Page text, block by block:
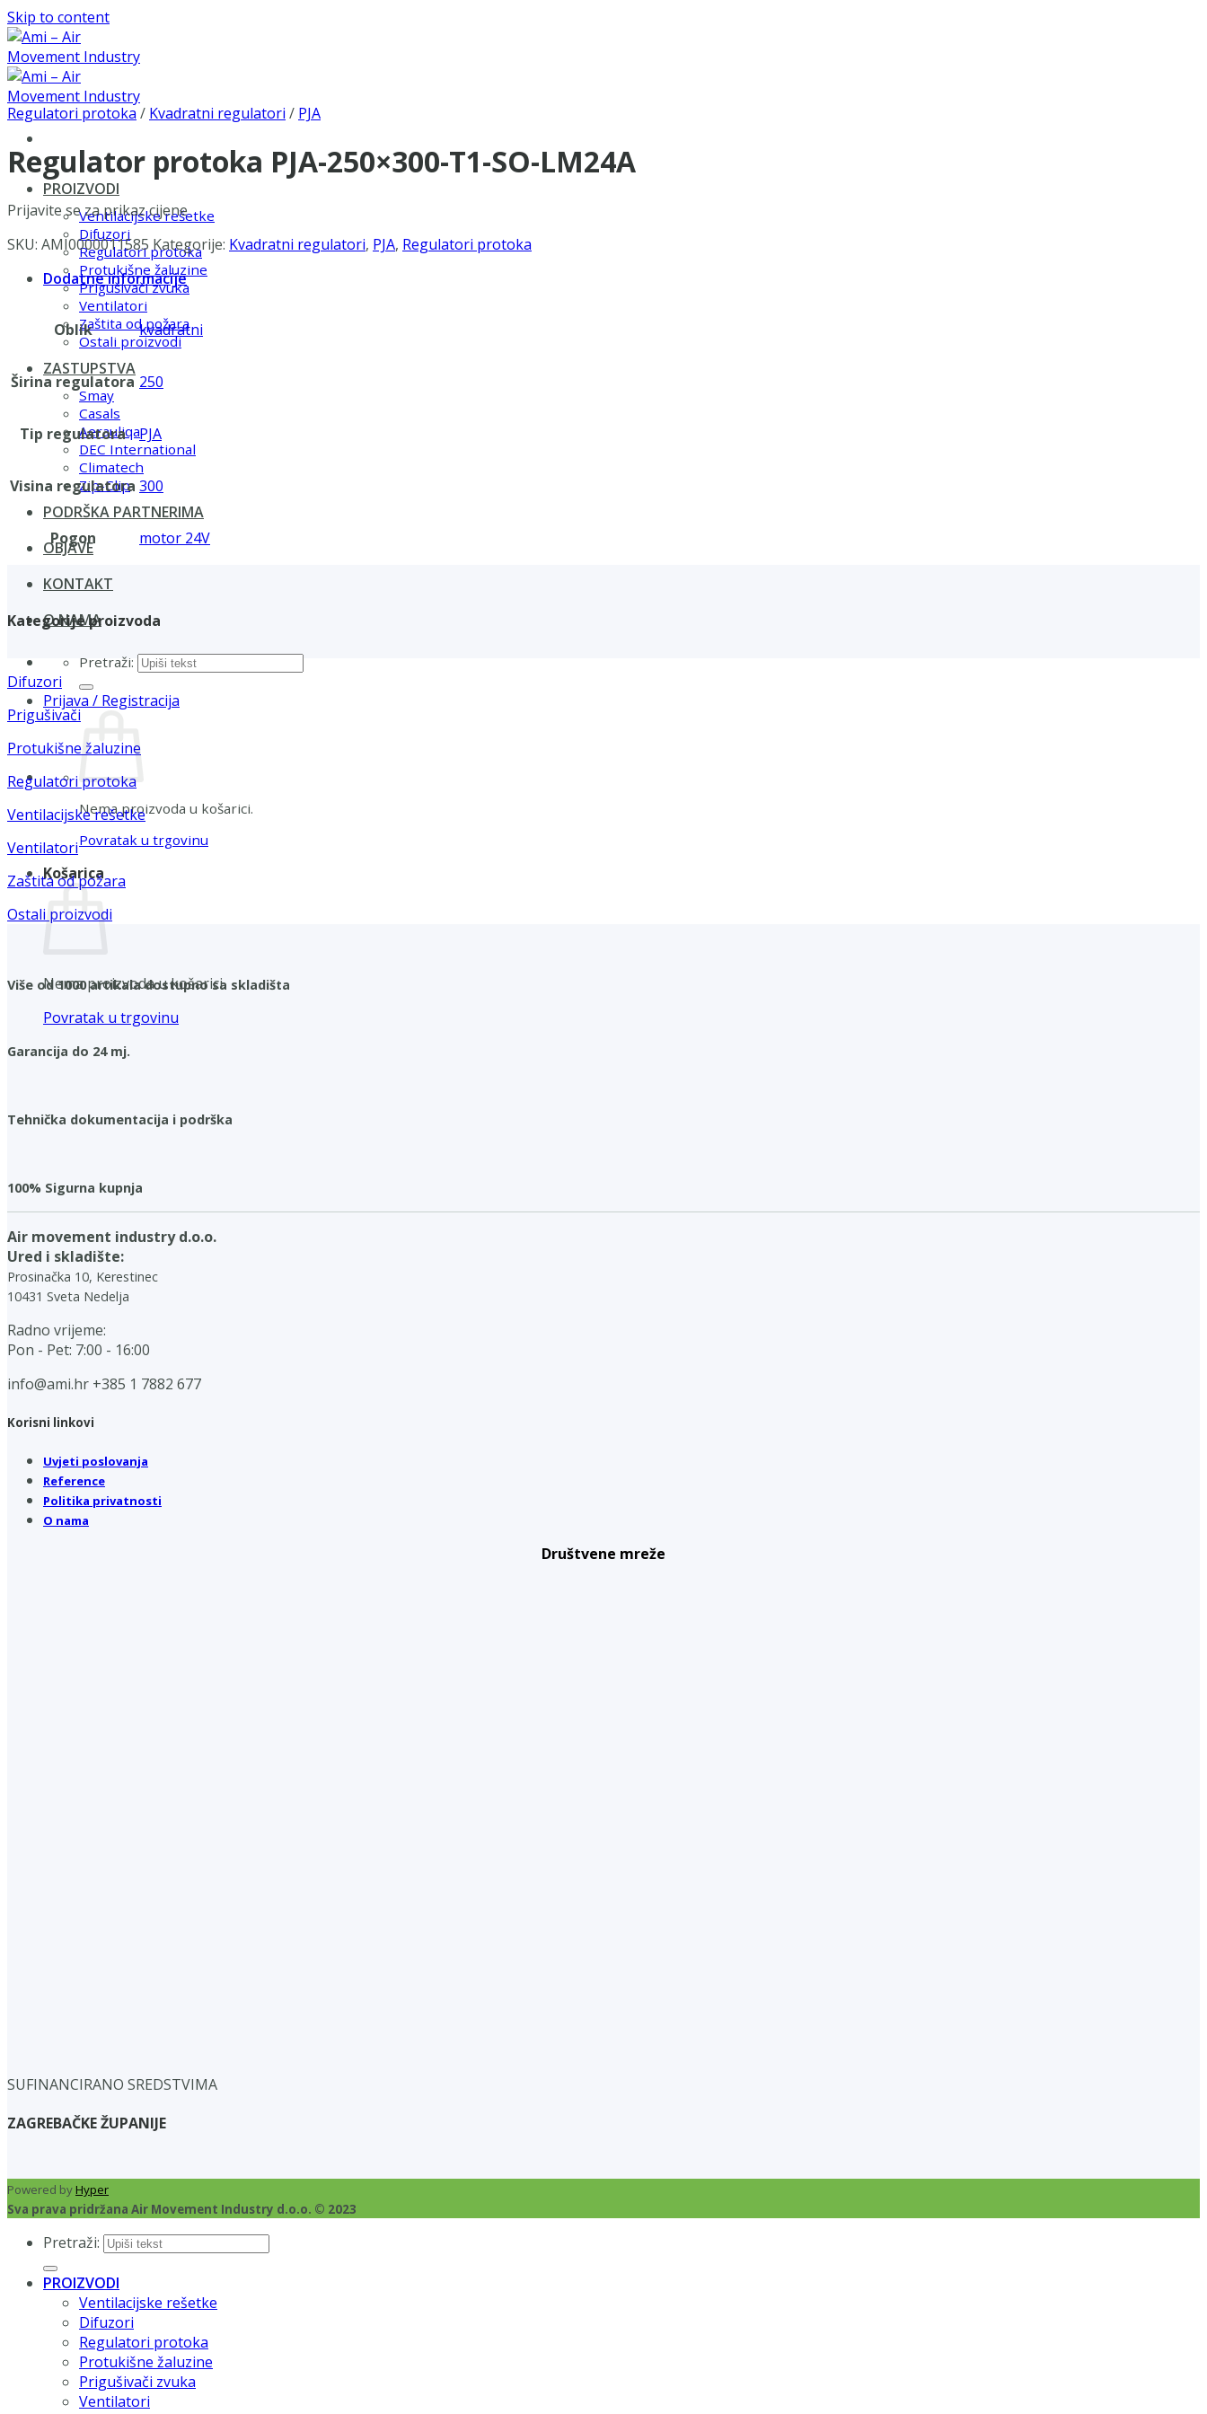
Skip to content
PROIZVODI
Ventilacijske rešetke
Difuzori
Regulatori protoka
Protukišne žaluzine
Prigušivači zvuka
Ventilatori
Zaštita od požara
Ostali proizvodi
ZASTUPSTVA
Smay
Casals
Aerauliqa
DEC International
Climatech
Zip-Clip
PODRŠKA PARTNERIMA
OBJAVE
KONTAKT
O NAMA
Pretraži:
Prijava / Registracija
Nema proizvoda u košarici.
Povratak u trgovinu
Košarica
Nema proizvoda u košarici.
Povratak u trgovinu
Regulatori protoka / Kvadratni regulatori / PJA
Regulator protoka PJA-250×300-T1-SO-LM24A
Prijavite se za prikaz cijene
SKU: AMI0000011585 Kategorije: Kvadratni regulatori, PJA, Regulatori protoka
Dodatne informacije
Oblik kvadratni
Širina regulatora 250
Tip regulatora PJA
Visina regulatora 300
Pogon motor 24V
Kategorije proizvoda
Difuzori
Prigušivači
Protukišne žaluzine
Regulatori protoka
Ventilacijske rešetke
Ventilatori
Zaštita od požara
Ostali proizvodi
Više od 1000 artikala dostupno sa skladišta
Garancija do 24 mj.
Tehnička dokumentacija i podrška
100% Sigurna kupnja
Air movement industry d.o.o.
Ured i skladište:
Prosinačka 10, Kerestinec
10431 Sveta Nedelja
Radno vrijeme:
Pon - Pet: 7:00 - 16:00
info@ami.hr +385 1 7882 677
Korisni linkovi
Uvjeti poslovanja
Reference
Politika privatnosti
O nama
Društvene mreže
SUFINANCIRANO SREDSTVIMA
ZAGREBAČKE ŽUPANIJE
Powered byHyper
Sva prava pridržana Air Movement Industry d.o.o. © 2023
Pretraži:
PROIZVODI
Ventilacijske rešetke
Difuzori
Regulatori protoka
Protukišne žaluzine
Prigušivači zvuka
Ventilatori